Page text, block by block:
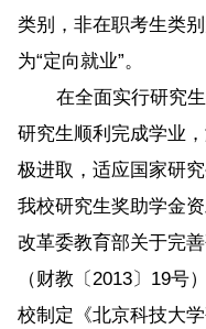
类别，非在职考生类
为“定向就业”。
在全面实行研究生
研究生顺利完成学业
极进取，适应国家研
我校研究生奖助学金
改革委教育部关于完
（财教〔2013〕19号
校制定《北京科技大